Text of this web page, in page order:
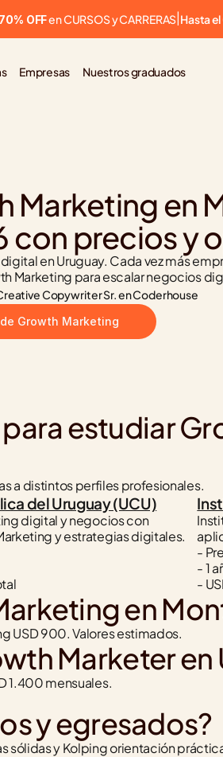
70% OFF en CURSOS y CARRERAS Hasta
Empresas Nuestros graduados
Marketing en
con precios y
en Uruguay. Cada vez más
Marketing para escalar negocios
Copywriter Sr. en Coderhouse
Growth Marketing
estudiar
a distintos perfiles profesionales.
del Uruguay (UCU)
digital y negocios con
y estrategias digitales.
-
- 1
-
en
USD 900. Valores estimados.
Marketer en
1.400 mensuales.
y egresados?
sólidas y Kolping orientación